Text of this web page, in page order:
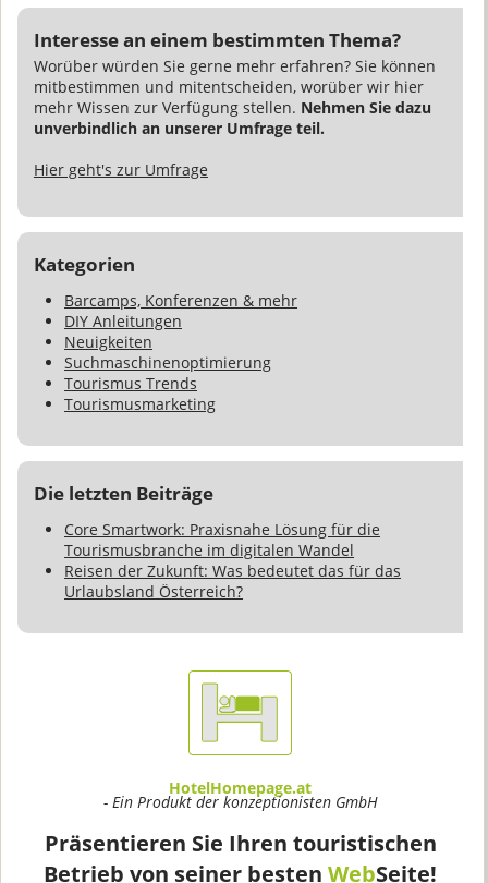
Interesse an einem bestimmten Thema?
Worüber würden Sie gerne mehr erfahren? Sie können
mitbestimmen und mitentscheiden, worüber wir hier
mehr Wissen zur Verfügung stellen. Nehmen Sie dazu
unverbindlich an unserer Umfrage teil.
Hier geht's zur Umfrage
Kategorien
Barcamps, Konferenzen & mehr
DIY Anleitungen
Neuigkeiten
Suchmaschinenoptimierung
Tourismus Trends
Tourismusmarketing
Die letzten Beiträge
Core Smartwork: Praxisnahe Lösung für die
Tourismusbranche im digitalen Wandel
Reisen der Zukunft: Was bedeutet das für das
Urlaubsland Österreich?
HotelHomepage.at
- Ein Produkt der konzeptionisten GmbH
Präsentieren Sie Ihren touristischen
Betrieb von seiner bestenWebSeite!